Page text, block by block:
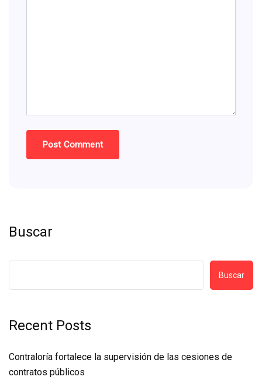
Buscar
Buscar
Recent Posts
Contraloría fortalece la supervisión de las cesiones de
contratos públicos